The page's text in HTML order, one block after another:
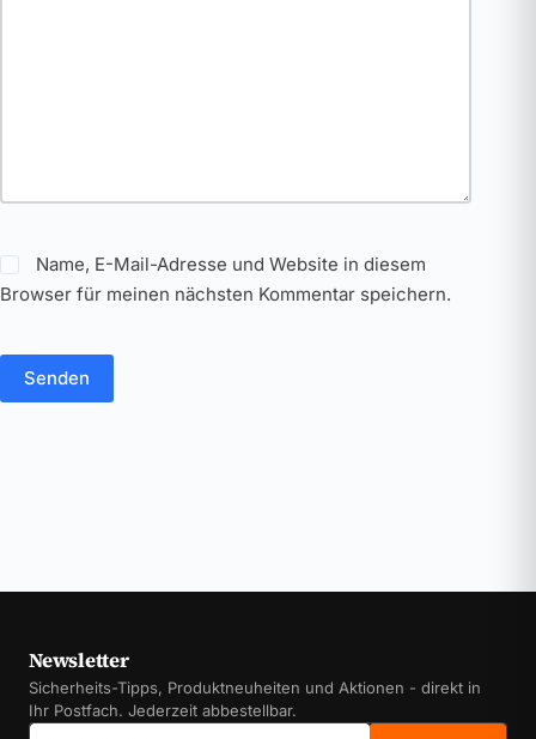
Name, E-Mail-Adresse und Website in diesem
Browser für meinen nächsten Kommentar speichern.
Senden
Newsletter
Sicherheits-Tipps, Produktneuheiten und Aktionen - direkt in
Ihr Postfach. Jederzeit abbestellbar.